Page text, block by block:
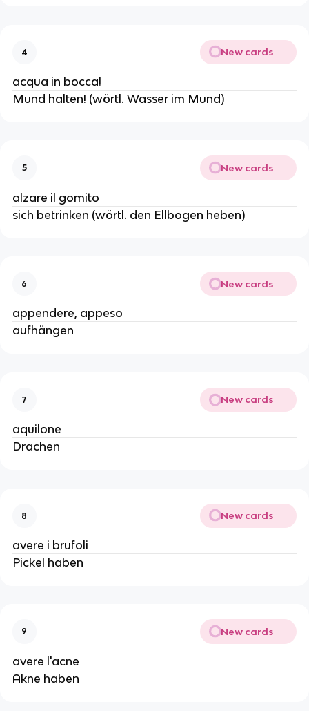
4 New cards
acqua in bocca!
Mund halten! (wörtl. Wasser im Mund)
5 New cards
alzare il gomito
sich betrinken (wörtl. den Ellbogen heben)
6 New cards
appendere, appeso
aufhängen
7 New cards
aquilone
Drachen
8 New cards
avere i brufoli
Pickel haben
9 New cards
avere l'acne
Akne haben